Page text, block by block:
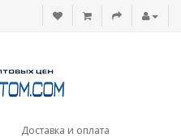
Доставка и оплата